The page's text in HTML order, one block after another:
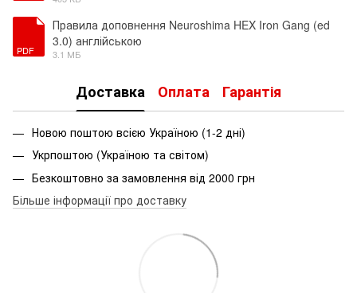
PDF
Правила доповнення Neuroshima HEX Iron Gang (ed
3.0) англійською
3.1 МБ
Доставка Оплата Гарантія
Новою поштою всією Україною (1-2 дні)
Укрпоштою (Україною та світом)
Безкоштовно за замовлення від 2000 грн
Більше інформації про доставку